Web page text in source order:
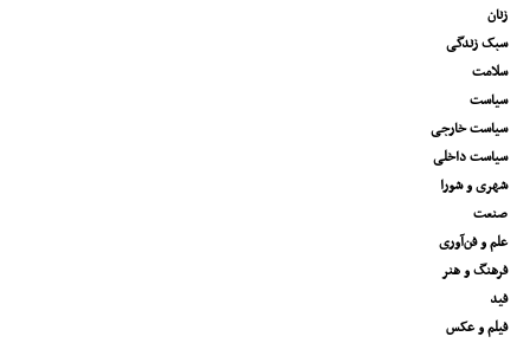
زنان
سبک زندگی
سلامت
سیاست
سیاست خارجی
سیاست داخلی
شهری و شورا
صنعت
علم و فن‌آوری
فرهنگ و هنر
فید
فیلم و عکس